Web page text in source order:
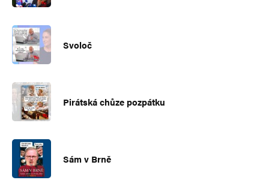
Svoloč
Pirátská chůze pozpátku
Sám v Brně